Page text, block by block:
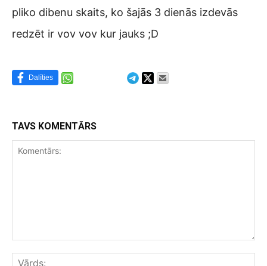
pliko dibenu skaits, ko šajās 3 dienās izdevās
redzēt ir vov vov kur jauks ;D
Dalīties
TAVS KOMENTĀRS